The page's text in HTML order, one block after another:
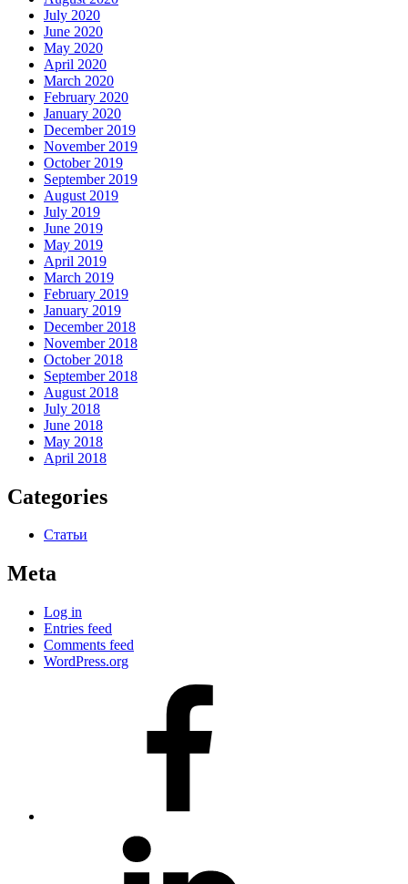
July 2020
June 2020
May 2020
April 2020
March 2020
February 2020
January 2020
December 2019
November 2019
October 2019
September 2019
August 2019
July 2019
June 2019
May 2019
April 2019
March 2019
February 2019
January 2019
December 2018
November 2018
October 2018
September 2018
August 2018
July 2018
June 2018
May 2018
April 2018
Categories
Статьи
Meta
Log in
Entries feed
Comments feed
WordPress.org